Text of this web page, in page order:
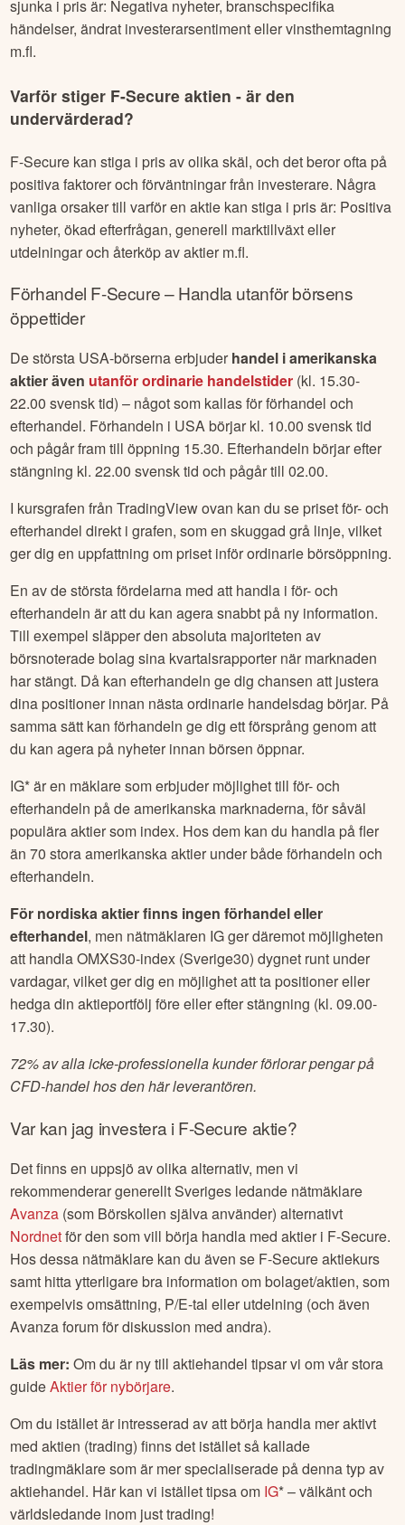
sjunka i pris är: Negativa nyheter, branschspecifika
händelser, ändrat investerarsentiment eller vinsthemtagning
m.fl.
Varför stiger F-Secure aktien - är den
undervärderad?
F-Secure kan stiga i pris av olika skäl, och det beror ofta på
positiva faktorer och förväntningar från investerare. Några
vanliga orsaker till varför en aktie kan stiga i pris är: Positiva
nyheter, ökad efterfrågan, generell marktillväxt eller
utdelningar och återköp av aktier m.fl.
Förhandel F-Secure– Handla utanför börsens
öppettider
De största USA-börserna erbjuder handel i amerikanska
aktier även utanför ordinarie handelstider (kl. 15.30-
22.00 svensk tid) – något som kallas för förhandel och
efterhandel. Förhandeln i USA börjar kl. 10.00 svensk tid
och pågår fram till öppning 15.30. Efterhandeln börjar efter
stängning kl. 22.00 svensk tid och pågår till 02.00.
I kursgrafen från TradingView ovan kan du se priset för- och
efterhandel direkt i grafen, som en skuggad grå linje, vilket
ger dig en uppfattning om priset inför ordinarie börsöppning.
En av de största fördelarna med att handla i för- och
efterhandeln är att du kan agera snabbt på ny information.
Till exempel släpper den absoluta majoriteten av
börsnoterade bolag sina kvartalsrapporter när marknaden
har stängt. Då kan efterhandeln ge dig chansen att justera
dina positioner innan nästa ordinarie handelsdag börjar. På
samma sätt kan förhandeln ge dig ett försprång genom att
du kan agera på nyheter innan börsen öppnar.
IG* är en mäklare som erbjuder möjlighet till för- och
efterhandeln på de amerikanska marknaderna, för såväl
populära aktier som index. Hos dem kan du handla på fler
än 70 stora amerikanska aktier under både förhandeln och
efterhandeln.
För nordiska aktier finns ingen förhandel eller
efterhandel, men nätmäklaren IG ger däremot möjligheten
att handla OMXS30-index (Sverige30) dygnet runt under
vardagar, vilket ger dig en möjlighet att ta positioner eller
hedga din aktieportfölj före eller efter stängning (kl. 09.00-
17.30).
72% av alla icke-professionella kunder förlorar pengar på
CFD-handel hos den här leverantören.
Var kan jag investera iF-Secure aktie?
Det finns en uppsjö av olika alternativ, men vi
rekommenderar generellt Sveriges ledande nätmäklare
Avanza (som Börskollen själva använder) alternativt
Nordnetför den som vill börja handla med aktier i F-Secure.
Hos dessa nätmäklare kan du även se F-Secureaktiekurs
samt hitta ytterligare bra information om bolaget/aktien, som
exempelvis omsättning, P/E-tal eller utdelning (och även
Avanza forum för diskussion med andra).
Läs mer: Om du är ny till aktiehandel tipsar vi om vår stora
guideAktier för nybörjare.
Om du istället är intresserad av att börja handla mer aktivt
med aktien (trading) finns det istället så kallade
tradingmäklare som är mer specialiserade på denna typ av
aktiehandel. Här kan vi istället tipsa om IG* – välkänt och
världsledande inom just trading!